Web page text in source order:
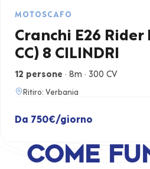
MOTOSCAFO
Cranchi E26
CC) 8 CILINDRI
12 persone · 8m · 300 CV
Ritiro: Verbania
Da 750€/giorno
Come